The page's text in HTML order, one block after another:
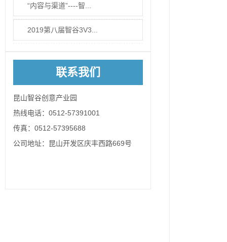
“内容与渠道”----智...
2019第八届智谷3V3...
联系我们
昆山智谷创意产业园
热线电话：0512-57391001
传真：0512-57395688
公司地址：昆山开发区庆丰西路669号